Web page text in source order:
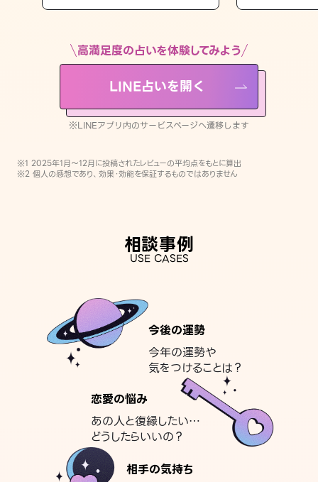
LINE占いを開く
※LINEアプリ内のサービスページへ遷移します
高満足度の占いを体験してみよう
LINE占いを開く
※LINEアプリ内のサービスページへ遷移します
※1 2025年1月〜12月に投稿されたレビューの平均点をもとに算出
※2 個人の感想であり、効果・効能を保証するものではありません
相談事例
USE CASES
今後の運勢
今年の運勢や
気をつけることは？
恋愛の悩み
あの人と復縁したい…
どうしたらいいの？
相手の気持ち